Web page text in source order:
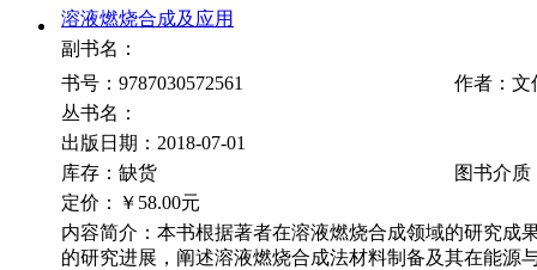
溶液燃烧合成及应用
副书名：
书号：9787030572561
作者：文
丛书名：
出版日期：2018-07-01
库存：缺货
图书介质
定价：
￥58.00元
内容简介：本书根据著者在溶液燃烧合成领域的研究成
的研究进展，阐述溶液燃烧合成法材料制备及其在能源